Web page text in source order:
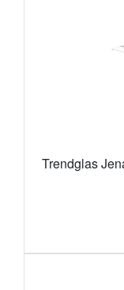
Trendglas